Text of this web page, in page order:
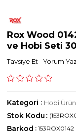
Rox Wood
ve Hobi Seti
Tavsiye Et Yorum
Kategori : Hobi
Stok Kodu
Barkod : 153ROX0142